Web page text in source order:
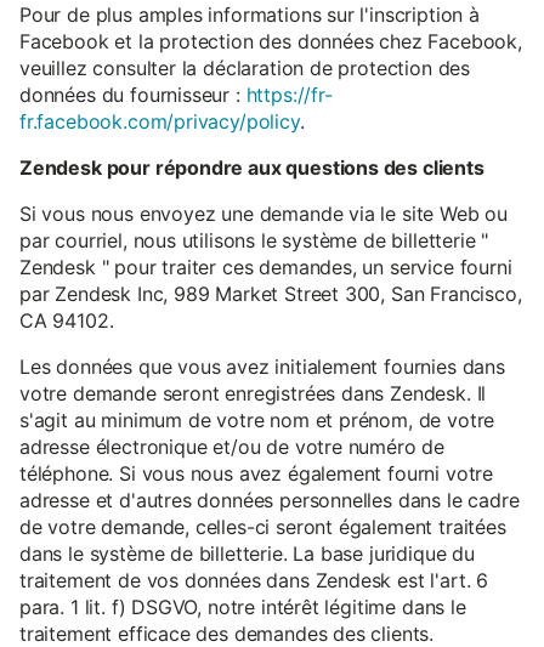
Pour de plus amples informations sur l'inscription à
Facebook et la protection des données chez Facebook,
veuillez consulter la déclaration de protection des
données du fournisseur : https://fr-
fr.facebook.com/privacy/policy.
Zendesk pour répondre aux questions des clients
Si vous nous envoyez une demande via le site Web ou
par courriel, nous utilisons le système de billetterie "
Zendesk " pour traiter ces demandes, un service fourni
par Zendesk Inc, 989 Market Street 300, San Francisco,
CA 94102.
Les données que vous avez initialement fournies dans
votre demande seront enregistrées dans Zendesk. Il
s'agit au minimum de votre nom et prénom, de votre
adresse électronique et/ou de votre numéro de
téléphone. Si vous nous avez également fourni votre
adresse et d'autres données personnelles dans le cadre
de votre demande, celles-ci seront également traitées
dans le système de billetterie. La base juridique du
traitement de vos données dans Zendesk est l'art. 6
para. 1 lit. f) DSGVO, notre intérêt légitime dans le
traitement efficace des demandes des clients.